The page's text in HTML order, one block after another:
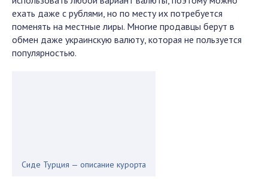
ехать даже с рублями, но по месту их потребуется
поменять на местные лиры. Многие продавцы берут в
обмен даже украинскую валюту, которая не пользуется
популярностью.
Сиде Турция — описание курорта